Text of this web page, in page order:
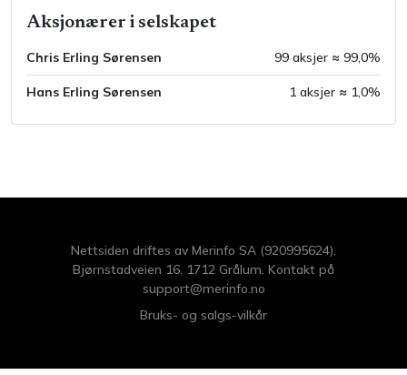
Aksjonærer i selskapet
Chris Erling Sørensen 99 aksjer ≈ 99,0%
Hans Erling Sørensen 1 aksjer ≈ 1,0%
Nettsiden driftes av Merinfo SA (920995624).
Bjørnstadveien 16, 1712 Grålum. Kontakt på
support@merinfo.no
Bruks- og salgs-vilkår